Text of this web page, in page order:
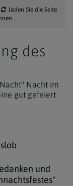
laden Sie die Seite
des
Nacht im
gut gefeiert
und